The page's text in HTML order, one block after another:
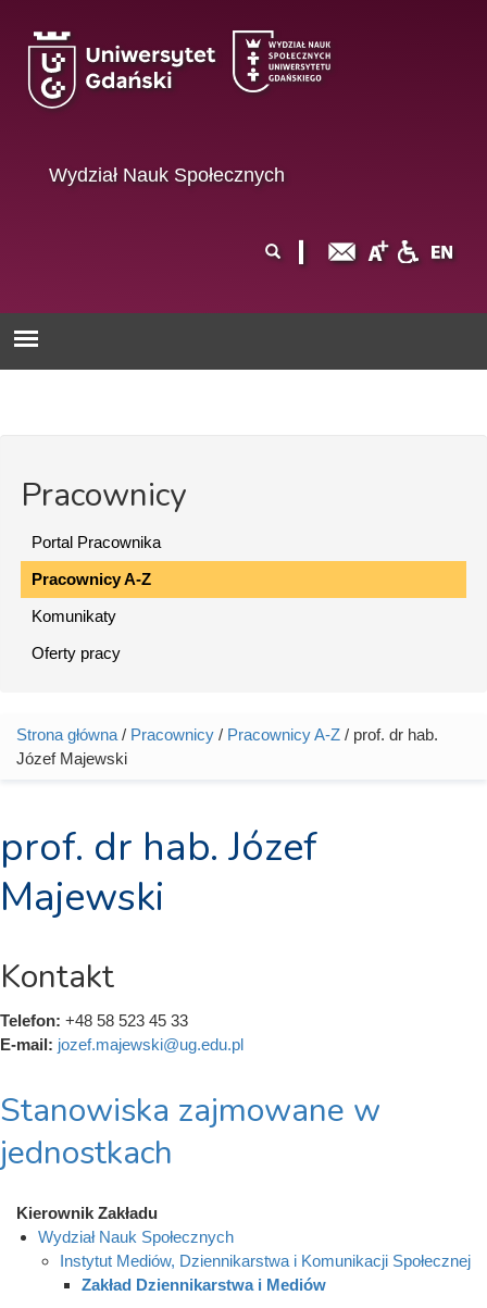
Wydział Nauk Społecznych
wyszukiwania
Pracownicy
Portal Pracownika
Pracownicy A-Z
Komunikaty
Oferty pracy
Jesteś tutaj
Strona główna / Pracownicy / Pracownicy A-Z / prof. dr hab.
Józef Majewski
prof. dr hab. Józef
Majewski
Kontakt
Telefon: +48 58 523 45 33
E-mail: jozef.majewski@ug.edu.pl
Stanowiska zajmowane w
jednostkach
Kierownik Zakładu
Wydział Nauk Społecznych
Instytut Mediów, Dziennikarstwa i Komunikacji Społecznej
Zakład Dziennikarstwa i Mediów